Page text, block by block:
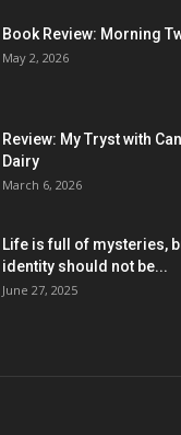
Book Review: Morning
May 2, 2026
Review: My Tryst with
Dairy
March 6, 2026
Life is full of mysteries,
identity should not be...
June 27, 2025